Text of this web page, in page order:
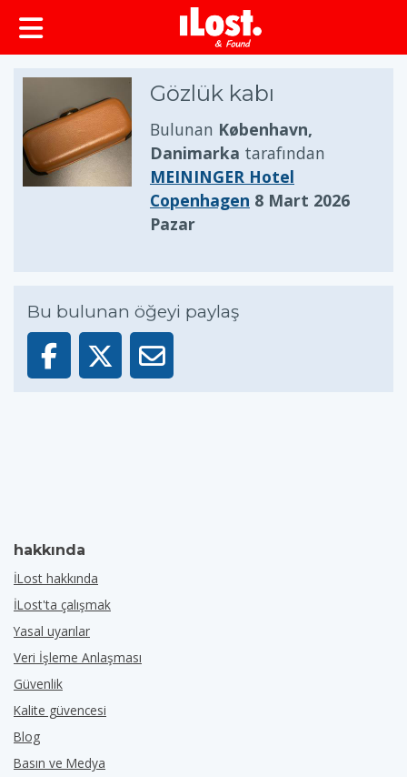
Gözlük kabı
Bulunan København,
Danimarka tarafından
MEININGER Hotel
Copenhagen 8 Mart 2026
Pazar
Bu bulunan öğeyi paylaş
hakkında
İLost hakkında
İLost'ta çalışmak
Yasal uyarılar
Veri İşleme Anlaşması
Güvenlik
Kalite güvencesi
Blog
Basın ve Medya